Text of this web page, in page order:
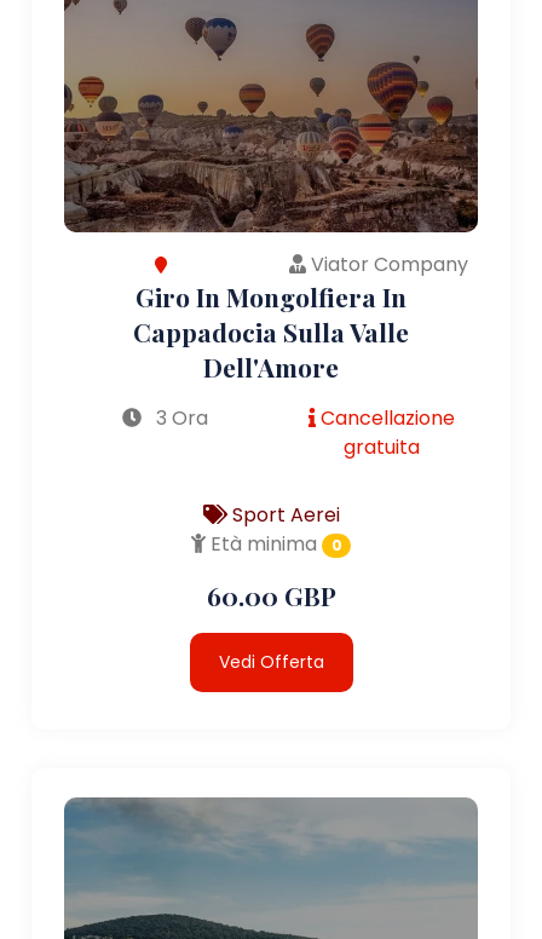
Viator Company
Giro In Mongolfiera In
Cappadocia Sulla Valle
Dell'Amore
3 Ora
Cancellazione
gratuita
Sport Aerei
Età minima
0
60.00 GBP
Vedi Offerta